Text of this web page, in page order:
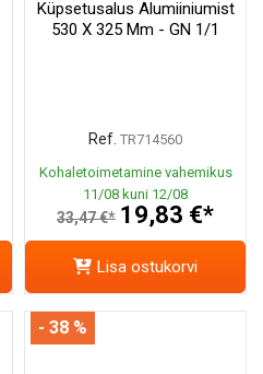
Küpsetusalus Alumiiniumist
530 X 325 Mm - GN 1/1
Ref. TR714560
Kohaletoimetamine vahemikus
11/08 kuni 12/08
33,47 €* 19,83 €*
Lisa ostukorvi
- 38 %